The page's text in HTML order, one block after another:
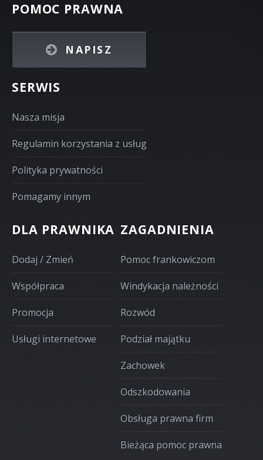
POMOC PRAWNA
NAPISZ
SERWIS
Nasza misja
Regulamin korzystania z usług
Polityka prywatności
Pomagamy innym
DLA PRAWNIKA
Dodaj / Zmień
Współpraca
Promocja
Usługi internetowe
ZAGADNIENIA
Pomoc frankowiczom
Windykacja należności
Rozwód
Podział majątku
Zachowek
Odszkodowania
Obsługa prawna firm
Bieżąca pomoc prawna